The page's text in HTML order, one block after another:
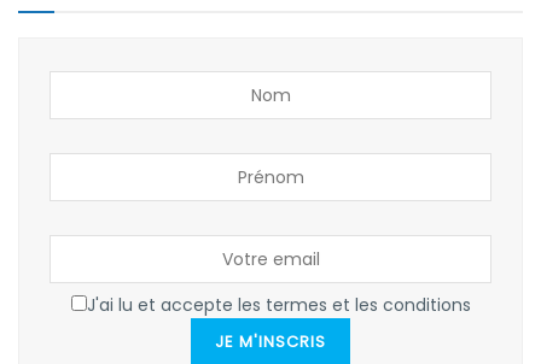
J'ai lu et accepte les termes et les conditions
JE M'INSCRIS